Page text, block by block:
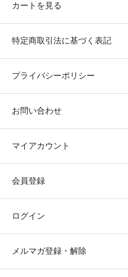
カートを見る
特定商取引法に基づく表記
プライバシーポリシー
お問い合わせ
マイアカウント
会員登録
ログイン
メルマガ登録・解除